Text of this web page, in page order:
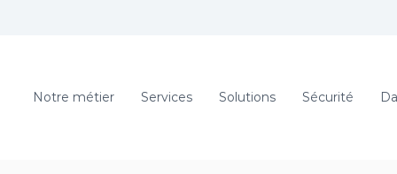
Notre métier Services Solutions Sécurité